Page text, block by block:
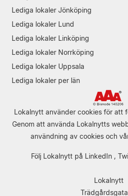
Lediga lokaler Jönköping
Lediga lokaler Lund
Lediga lokaler Linköping
Lediga lokaler Norrköping
Lediga lokaler Uppsala
Lediga lokaler per län
Lokalnytt använder cookies för att
Genom att använda Lokalnytts
användning av cookies och
Följ Lokalnytt på LinkedIn,
Lokalnytt